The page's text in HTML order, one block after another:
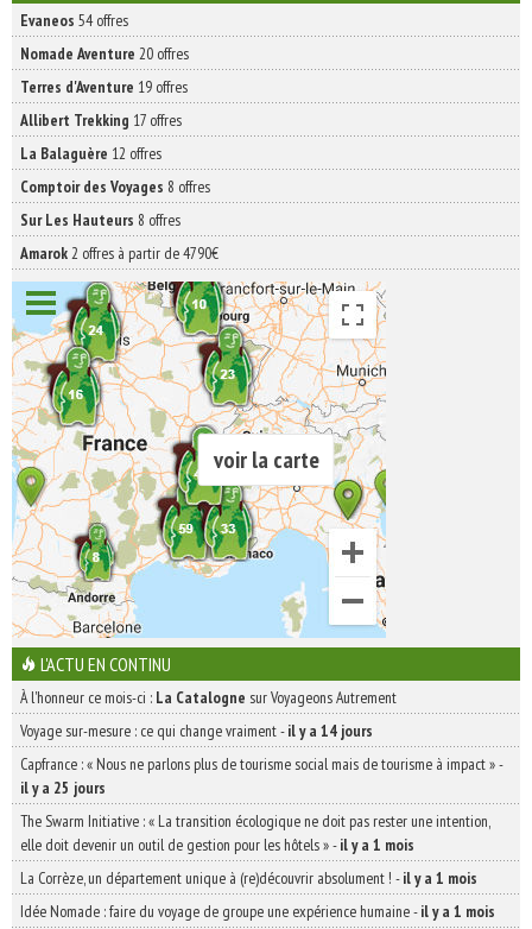
Evaneos 54 offres
Nomade Aventure 20 offres
Terres d'Aventure 19 offres
Allibert Trekking 17 offres
La Balaguère 12 offres
Comptoir des Voyages 8 offres
Sur Les Hauteurs 8 offres
Amarok2 offres à partir de 4790€
voir la carte
L'ACTU EN CONTINU
À l'honneur ce mois-ci : La Catalogne sur Voyageons Autrement
Voyage sur-mesure : ce qui change vraiment-il y a 14 jours
Capfrance : « Nous ne parlons plus de tourisme social mais de tourisme à impact »-
il y a 25 jours
The Swarm Initiative : « La transition écologique ne doit pas rester une intention,
elle doit devenir un outil de gestion pour les hôtels »-il y a 1 mois
La Corrèze, un département unique à (re)découvrir absolument ! -il y a 1 mois
Idée Nomade : faire du voyage de groupe une expérience humaine-il y a 1 mois